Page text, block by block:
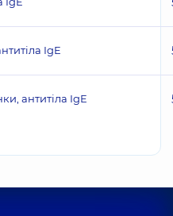
IgE
антитіла IgE